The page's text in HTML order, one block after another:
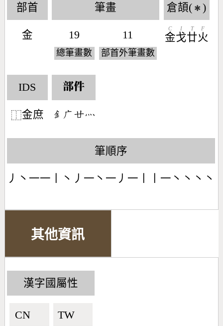
部首
金
筆畫
19
總筆畫數
11
部首外筆畫數
倉頡( ✱ )
金
C
戈
I
廿
T
火
F
IDS
⿰金庶
部件
󶇕󶂉󶂵󶃺
筆順序
丿丶一一丨丶丿一丶一丿一丨丨一丶丶丶丶
其他資訊
漢字國屬性
CN🇨🇳
TW🇹🇼